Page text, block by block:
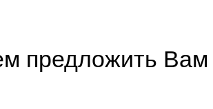
предложить Вам